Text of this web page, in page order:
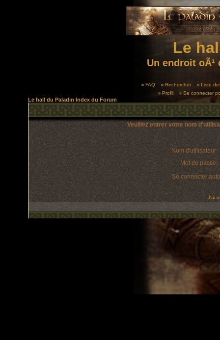
Le
Un endroit
FAQ Rechercher
Liste
Profil
Se connecter
Le hall du Paladin Index du Forum
Veuillez entrer votre nom
Nom d'utilisateur:
Mot de passe:
Se connecter
J'ai
Powered by